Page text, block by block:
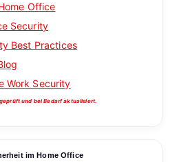
Office
Security
Best Practices
Work Security
und bei Bedarf aktualisiert.
im Home Office